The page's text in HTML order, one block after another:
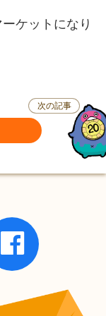
ケットになり
次の記事